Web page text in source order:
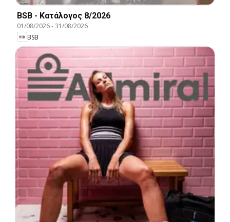
BSB - Kατάλογος 8/2026
01/08/2026-31/08/2026
BSB